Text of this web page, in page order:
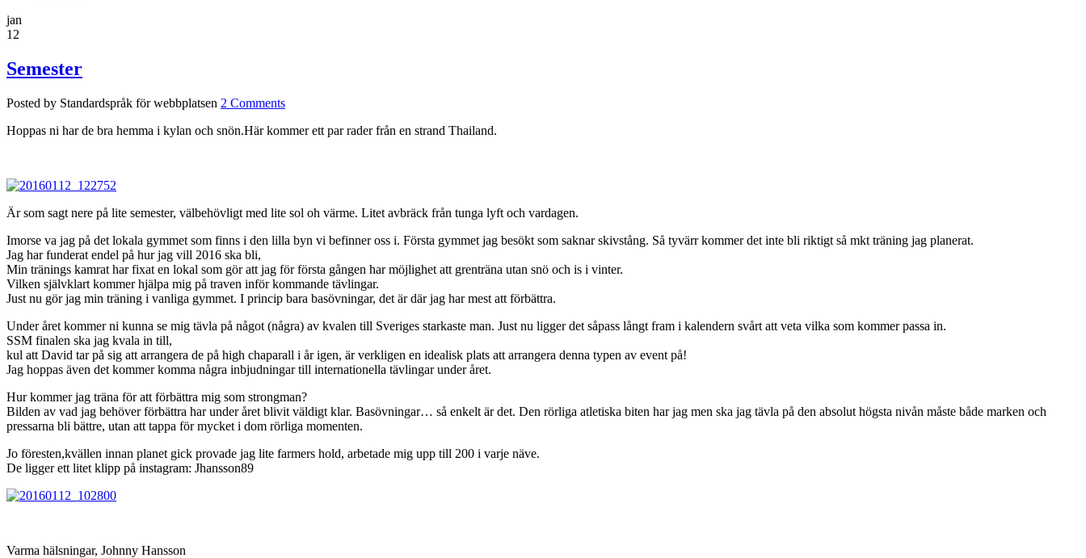
jan
12
Semester
Posted by Standardspråk för webbplatsen 2 Comments
Hoppas ni har de bra hemma i kylan och snön.Här kommer ett par rader från en strand Thailand.
Är som sagt nere på lite semester, välbehövligt med lite sol oh värme. Litet avbräck från tunga lyft och vardagen.
Imorse va jag på det lokala gymmet som finns i den lilla byn vi befinner oss i. Första gymmet jag besökt som saknar skivstång. Så tyvärr kommer det inte bli riktigt så mkt träning jag planerat.
Jag har funderat endel på hur jag vill 2016 ska bli,
Min tränings kamrat har fixat en lokal som gör att jag för första gången har möjlighet att grenträna utan snö och is i vinter.
Vilken självklart kommer hjälpa mig på traven inför kommande tävlingar.
Just nu gör jag min träning i vanliga gymmet. I princip bara basövningar, det är där jag har mest att förbättra.
Under året kommer ni kunna se mig tävla på något (några) av kvalen till Sveriges starkaste man. Just nu ligger det såpass långt fram i kalendern svårt att veta vilka som kommer passa in.
SSM finalen ska jag kvala in till,
kul att David tar på sig att arrangera de på high chaparall i år igen, är verkligen en idealisk plats att arrangera denna typen av event på!
Jag hoppas även det kommer komma några inbjudningar till internationella tävlingar under året.
Hur kommer jag träna för att förbättra mig som strongman?
Bilden av vad jag behöver förbättra har under året blivit väldigt klar. Basövningar… så enkelt är det. Den rörliga atletiska biten har jag men ska jag tävla på den absolut högsta nivån måste både marken och
pressarna bli bättre, utan att tappa för mycket i dom rörliga momenten.
Jo föresten,kvällen innan planet gick provade jag lite farmers hold, arbetade mig upp till 200 i varje näve.
De ligger ett litet klipp på instagram: Jhansson89
Varma hälsningar, Johnny Hansson